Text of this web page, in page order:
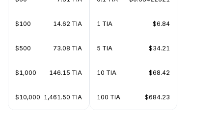
$100 14.62 TIA
$500 73.08 TIA
$1,000 146.15 TIA
$10,000 1,461.50 TIA
1 TIA $6.84
5 TIA $34.21
10 TIA $68.42
100 TIA $684.23